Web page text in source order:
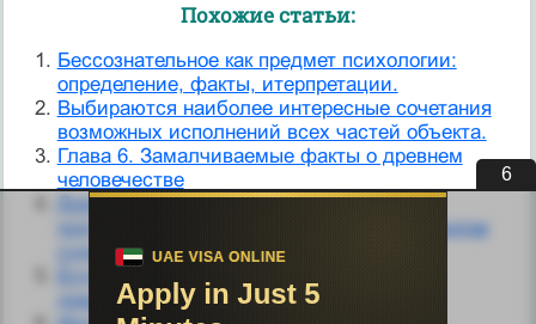
Похожие статьи:
Бессознательное как предмет психологии:
определение, факты, итерпретации.
Выбираются наиболее интересные сочетания
возможных исполнений всех частей объекта.
Глава 6. Замалчиваемые факты о древнем
человечестве
Дополнительные аргументы и факты,
подтверждающие необоснованность выводов
суда.
доказывающие вред вареной пищи?
5